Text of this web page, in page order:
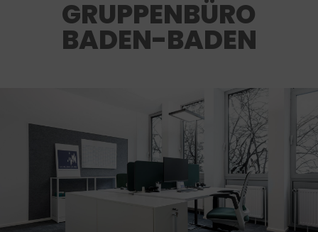
GRUPPENBÜRO
BADEN-BADEN